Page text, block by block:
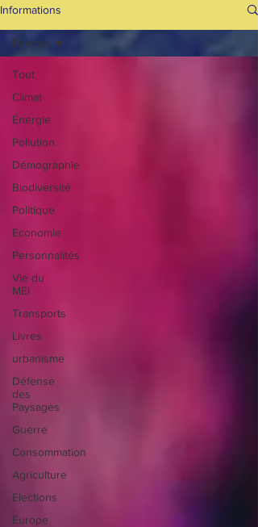
Informations
Tout
Climat
Énergie
Pollution
Démographie
Biodiversité
Politique
Economie
Personnalités
Vie du
MEI
Transports
Livres
urbanisme
Défense
des
Paysages
Guerre
Consommation
Agriculture
Elections
Europe
Énergie